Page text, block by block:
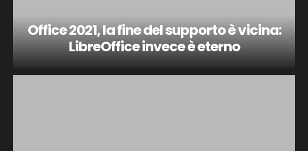
Office 2021, la fine del supporto è vicina:
LibreOffice invece è eterno